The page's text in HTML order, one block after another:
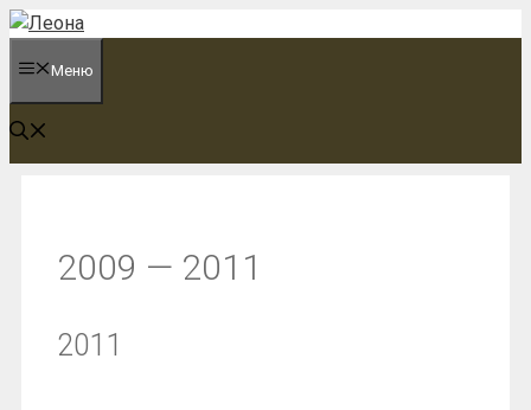
Перейти
содержимому
Меню
2009 — 2011
2011